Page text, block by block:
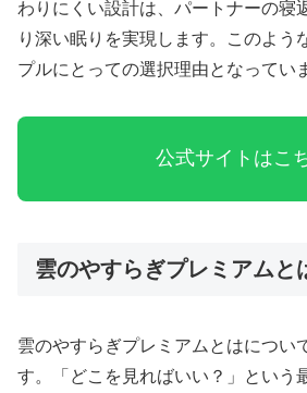
わりにくい設計は、パートナーの寝
り深い眠りを実現します。このよう
プルにとっての選択理由となってい
公式サイトはこ
雲のやすらぎプレミアムと
雲のやすらぎプレミアムとはについ
す。「どこを見ればいい？」という